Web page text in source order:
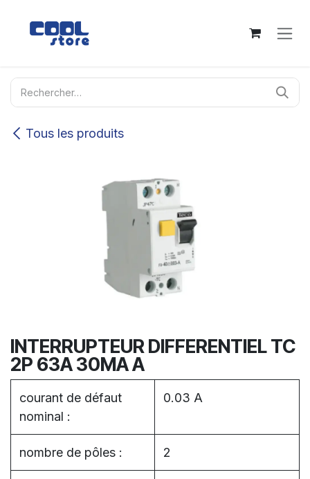
Tous les produits
INTERRUPTEUR DIFFERENTIEL TC
2P 63A 30MA A
courant de défaut
nominal :
0.03 A
nombre de pôles : 2